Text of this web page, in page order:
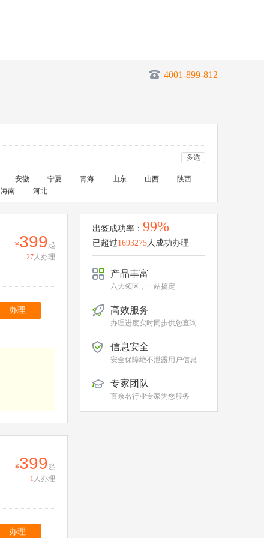
4001-899-812
多选
安徽 宁夏 青海 山东 山西
陕西
海南 河北
399起
27人办理
办理
399起
1 人办理
办理
出签成功率： 99%
已超过1693275人成功办理
产品丰富
六大领区，一站搞定
高效服务
办理进度实时同步供您查询
信息安全
安全保障绝不泄露用户信息
专家团队
百余名行业专家为您服务